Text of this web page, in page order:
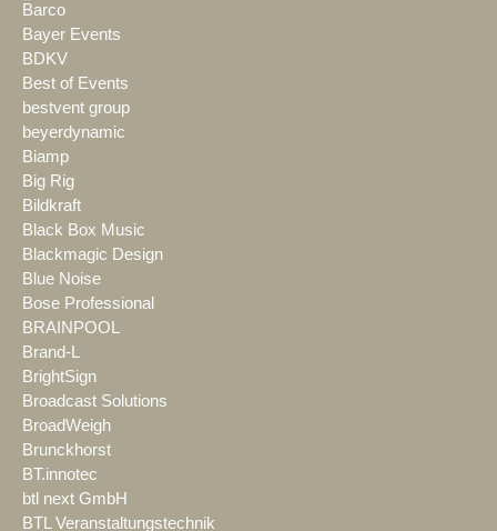
Barco
Bayer Events
BDKV
Best of Events
bestvent group
beyerdynamic
Biamp
Big Rig
Bildkraft
Black Box Music
Blackmagic Design
Blue Noise
Bose Professional
BRAINPOOL
Brand-L
BrightSign
Broadcast Solutions
BroadWeigh
Brunckhorst
BT.innotec
btl next GmbH
BTL Veranstaltungstechnik